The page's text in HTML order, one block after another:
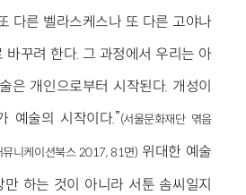
다른 벨라스케스나 또 다른 고야나
바꾸려 한다. 그 과정에서 우리는 아
은 개인으로부터 시작된다. 개성이
예술의 시작이다.”(서울문화재단 엮음
뮤니케이션북스 2017, 81면) 위대한 예술
하는 것이 아니라 서툰 솜씨일지